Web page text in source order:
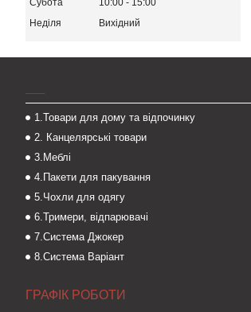
Субота
10:00
15:00
Неділя
Вихідний
1.Товари для дому та відпочинку
2. Канцелярські товари
3.Меблі
4.Пакети для пакування
5.Чохли для одягу
6.Тримери, відпарювачі
7.Система Джокер
8.Система Варіант
ГРАФІК РОБОТИ